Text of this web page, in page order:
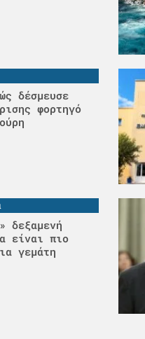
δέσμευσε
φορτηγό
δεξαμενή
είναι πιο
γεμάτη